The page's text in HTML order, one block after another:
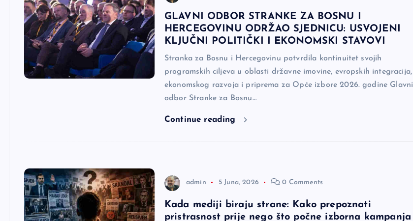
GLAVNI ODBOR STRANKE ZA BOSNU I
HERCEGOVINU ODRŽAO SJEDNICU: USVOJENI
KLJUČNI POLITIČKI I EKONOMSKI STAVOVI
Stranka za Bosnu i Hercegovinu potvrdila kontinuitet svojih
programskih ciljeva u oblasti državne imovine, evropskih integracija,
ekonomskog razvoja i priprema za Opće izbore 2026. godine Glavni
odbor Stranke za Bosnu…
Continue reading
admin 5 Juna, 2026 0 Comments
Kada mediji biraju strane: Kako prepoznati
pristrasnost prije nego što počne izborna kampanja